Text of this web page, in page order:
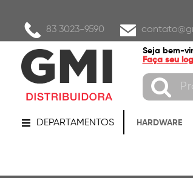
83 3023-9590
Seja bem-
Faça seu
DEPARTAMENTOS HARDWARE